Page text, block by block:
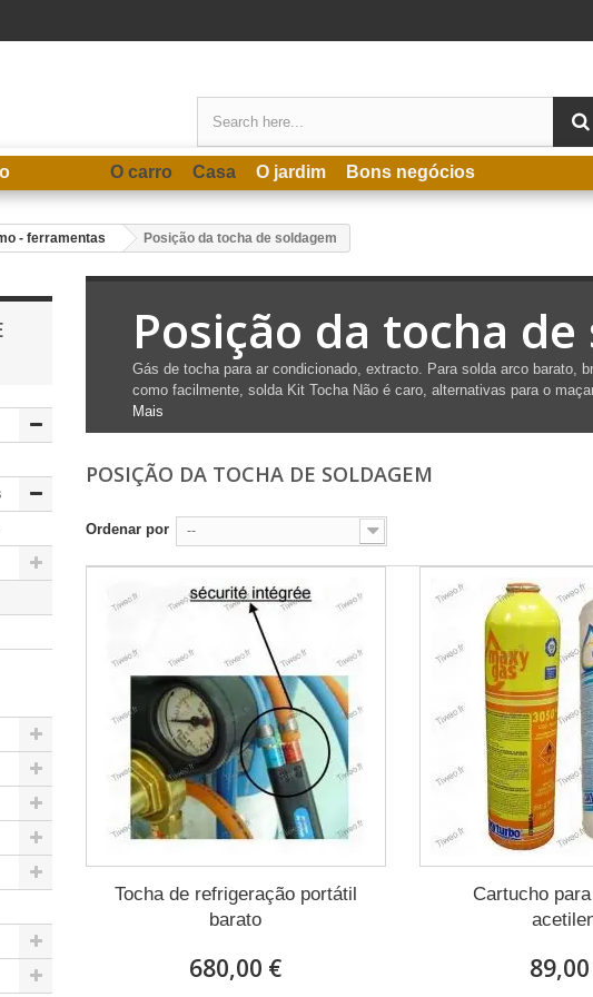
O carro Casa O jardim Bons negócios
- ferramentas Posição da tocha de soldagem
Posição da tocha
Gás de tocha para ar condicionado, extracto. Para soldaarco barato,
como facilmente, solda Kit TochaNão é caro, alternativas para o
Mais
POSIÇÃO DA TOCHA DE SOLDAGEM
Ordenar por --
Tocha de refrigeração portátil
barato
680,00 €
Cartucho